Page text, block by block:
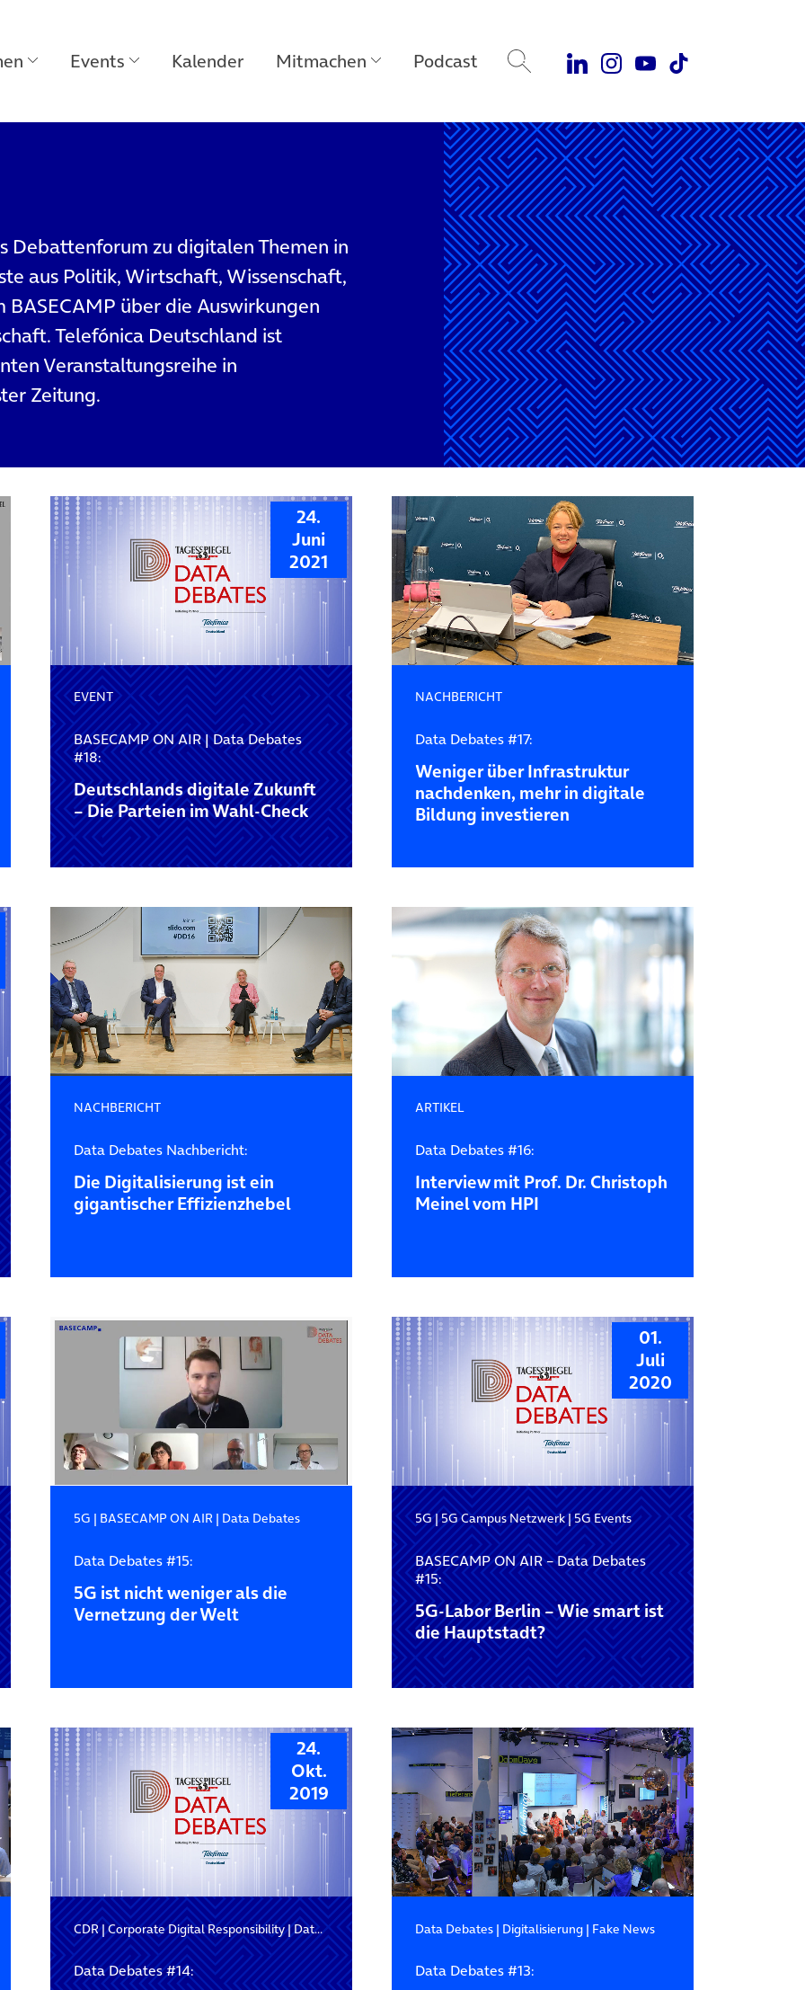
Events Kalender Mitmachen Podcast
Debattenforum zu digitalen Themen in
aus Politik, Wirtschaft, Wissenschaft,
über die Auswirkungen
Telefónica Deutschland ist
Veranstaltungsreihe in
Zeitung.
24.
Juni
2021
EVENT
BASECAMP ON AIR | Data Debates
#18:
Deutschlands digitale Zukunft
– Die Parteien im Wahl-Check
NACHBERICHT
Data Debates #17:
Weniger über Infrastruktur
nachdenken, mehr in digitale
Bildung investieren
NACHBERICHT
Data Debates Nachbericht:
Die Digitalisierung ist ein
gigantischer Effizienzhebel
ARTIKEL
Data Debates #16:
Interview mit Prof. Dr. Christoph
Meinel vom HPI
5G | BASECAMP ON AIR | Data Debates
Data Debates #15:
5G ist nicht weniger als die
Vernetzung der Welt
01.
Juli
2020
5G|5G Campus Netzwerk|5G Events
BASECAMP ON AIR – Data Debates
#15:
5G-Labor Berlin – Wie smart ist
die Hauptstadt?
Digitale Gesellschaft
24.
Okt.
2019
CDR|Corporate Digital Responsibility|Data Debates
Data Debates #14:
Data Debates| Digitalisierung| Fake News
Data Debates #13: